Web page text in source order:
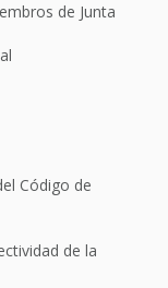
de Junta
Código de
de la